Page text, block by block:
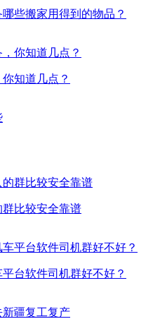
些搬家用得到的物品？
知道几点？
比较安全靠谱
台软件司机群好不好？